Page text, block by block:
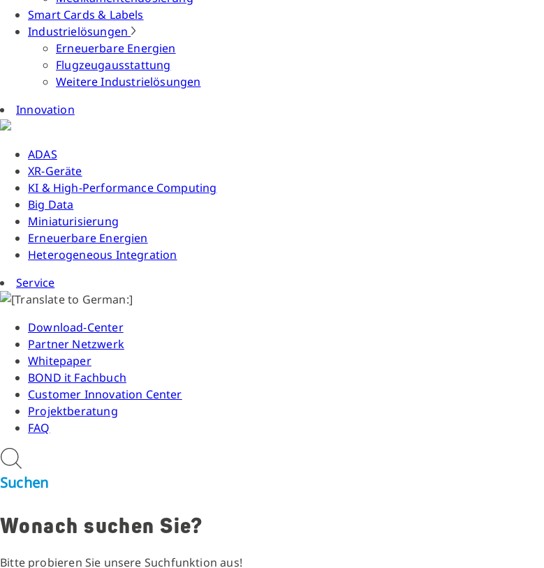
Smart Cards & Labels
Industrielösungen
Erneuerbare Energien
Flugzeugausstattung
Weitere Industrielösungen
Innovation
ADAS
XR-Geräte
KI & High-Performance Computing
Big Data
Miniaturisierung
Erneuerbare Energien
Heterogeneous Integration
Service
Download-Center
Partner Netzwerk
Whitepaper
BOND it Fachbuch
Customer Innovation Center
Projektberatung
FAQ
Suchen
Wonach suchen Sie?
Bitte probieren Sie unsere Suchfunktion aus!